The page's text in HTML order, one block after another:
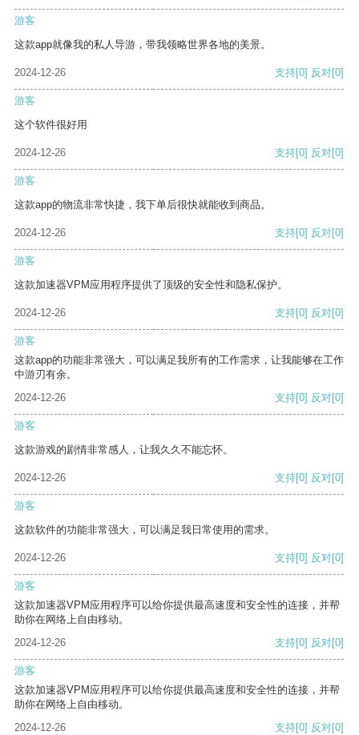
游客
这款app就像我的私人导游，带我领略世界各地的美景。
2024-12-26 支持[0] 反对[0]
游客
这个软件很好用
2024-12-26 支持[0] 反对[0]
游客
这款app的物流非常快捷，我下单后很快就能收到商品。
2024-12-26 支持[0] 反对[0]
游客
这款加速器VPM应用程序提供了顶级的安全性和隐私保护。
2024-12-26 支持[0] 反对[0]
游客
这款app的功能非常强大，可以满足我所有的工作需求，让我能够在工作
中游刃有余。
2024-12-26
支持[0] 反对[0]
游客
这款游戏的剧情非常感人，让我久久不能忘怀。
2024-12-26 支持[0] 反对[0]
游客
这款软件的功能非常强大，可以满足我日常使用的需求。
2024-12-26 支持[0] 反对[0]
游客
这款加速器VPM应用程序可以给你提供最高速度和安全性的连接，并帮
助你在网络上自由移动。
2024-12-26
支持[0] 反对[0]
游客
这款加速器VPM应用程序可以给你提供最高速度和安全性的连接，并帮
助你在网络上自由移动。
2024-12-26
支持[0] 反对[0]